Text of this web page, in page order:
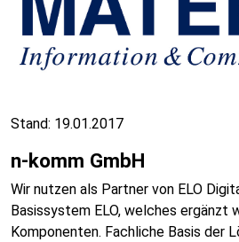
Stand: 19.01.2017
n-komm GmbH
Wir nutzen als Partner von ELO
Basissystem ELO, welches ergänzt
Komponenten. Fachliche Basis der